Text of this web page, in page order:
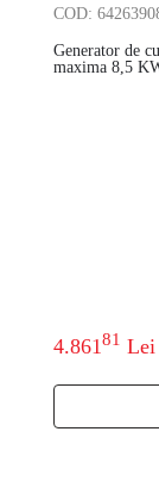
COD:
Generator de
maxima 8,5
4.86181 Lei